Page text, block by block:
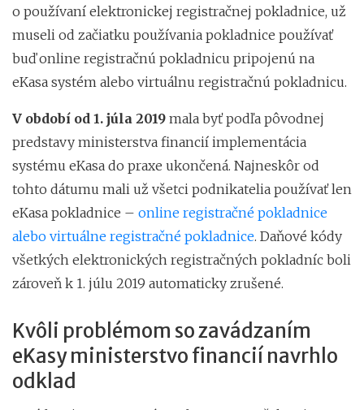
o používaní elektronickej registračnej pokladnice, už
museli od začiatku používania pokladnice používať
buď online registračnú pokladnicu pripojenú na
eKasa systém alebo virtuálnu registračnú pokladnicu.
V období od 1. júla 2019 mala byť podľa pôvodnej
predstavy ministerstva financií implementácia
systému eKasa do praxe ukončená. Najneskôr od
tohto dátumu mali už všetci podnikatelia používať len
eKasa pokladnice – online registračné pokladnice
alebo virtuálne registračné pokladnice. Daňové kódy
všetkých elektronických registračných pokladníc boli
zároveň k 1. júlu 2019 automaticky zrušené.
Kvôli problémom so zavádzaním
eKasy ministerstvo financií navrhlo
odklad